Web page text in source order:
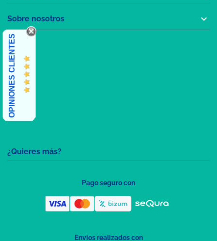
¿Quieres más?
Sobre nosotros 
OPINIONES CLIENTES
Pago seguro con
Envíos realizados con